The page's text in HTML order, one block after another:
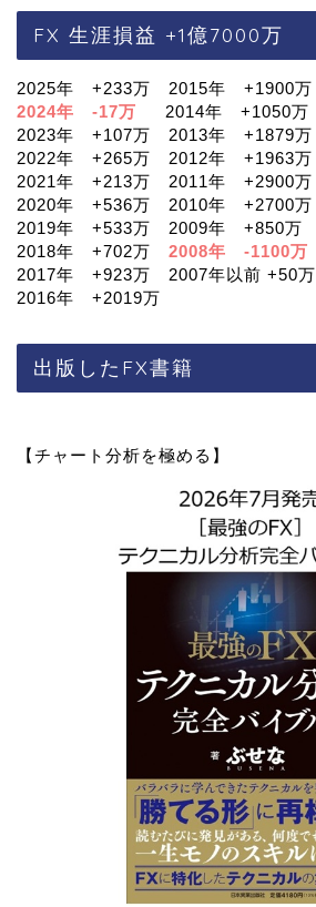
FX 生涯損益 +1億7000万
2025年 +233万 2015年 +1900万
2024年 -17万
2014年 +1050万
2023年 +107万 2013年 +1879万
2022年 +265万 2012年 +1963万
2021年 +213万 2011年 +2900万
2020年 +536万 2010年 +2700万
2019年 +533万 2009年 +850万
2018年 +702万 2008年 -1100万
2017年 +923万 2007年以前 +50万
2016年 +2019万
出版したFX書籍
【チャート分析を極める】